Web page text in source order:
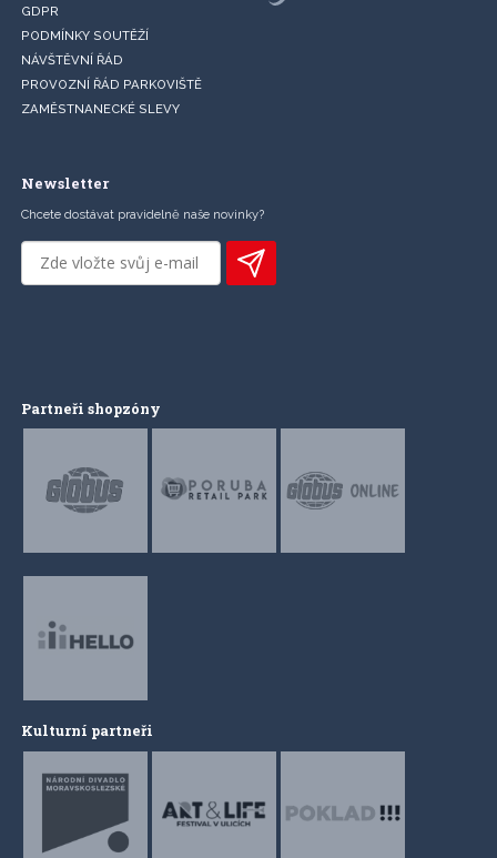
GDPR
PODMÍNKY SOUTĚŽÍ
NÁVŠTĚVNÍ ŘÁD
PROVOZNÍ ŘÁD PARKOVIŠTĚ
ZAMĚSTNANECKÉ SLEVY
Newsletter
Chcete dostávat pravidelně naše novinky?
Partneři shopzóny
Kulturní partneři